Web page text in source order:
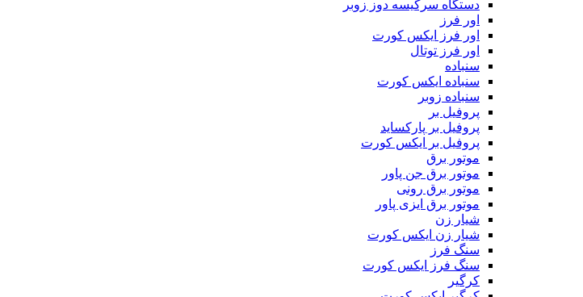
دستگاه سرکیسه دوز زوبر
اور فرز
اور فرز ایکس کورت
اور فرز توتال
سنباده
سنباده ایکس کورت
سنباده زوبر
پروفیل بر
پروفیل بر پارکساید
پروفیل بر ایکس کورت
موتور برق
موتور برق جن پاور
موتور برق رونی
موتور برق ایزی پاور
شیار زن
شیار زن ایکس کورت
سنگ فرز
سنگ فرز ایکس کورت
کرگیر